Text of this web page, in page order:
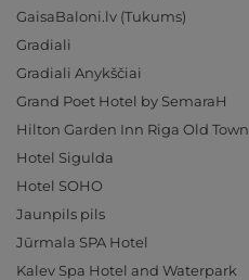
GaisaBaloni.lv (Tukums)
Gradiali
Gradiali Anykščiai
Grand Poet Hotel by SemaraH
Hilton Garden Inn Riga Old Town
Hotel Sigulda
Hotel SOHO
Jaunpils pils
Jūrmala SPA Hotel
Kalev Spa Hotel and Waterpark